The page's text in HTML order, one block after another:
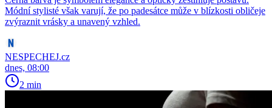
Módní stylisté však varují, že po padesátce může v blízkosti obličeje
zvýraznit vrásky a unavený vzhled.
NESPECHEJ.cz
dnes, 08:00
2 min